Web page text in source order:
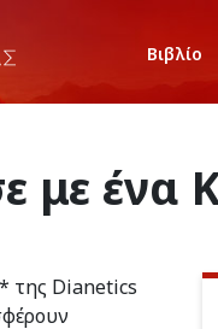
Βιβλίο
με ένα
της Dianetics